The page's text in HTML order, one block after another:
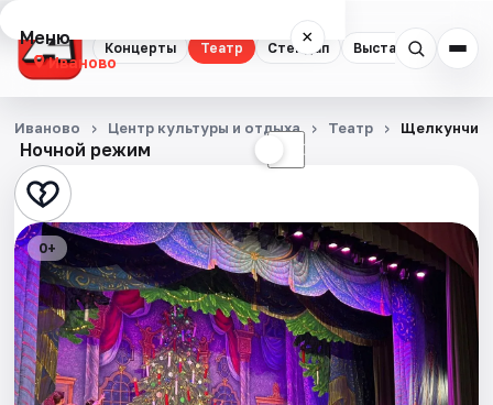
Концерты Театр Стендап Выставки Спорт
Меню ×
Иваново
Концерты
Театр
Стендап
Выставки
Спорт
События
Ночной режим ☾
Иваново Центр культуры и отдыха Театр Щелкунчик
0+